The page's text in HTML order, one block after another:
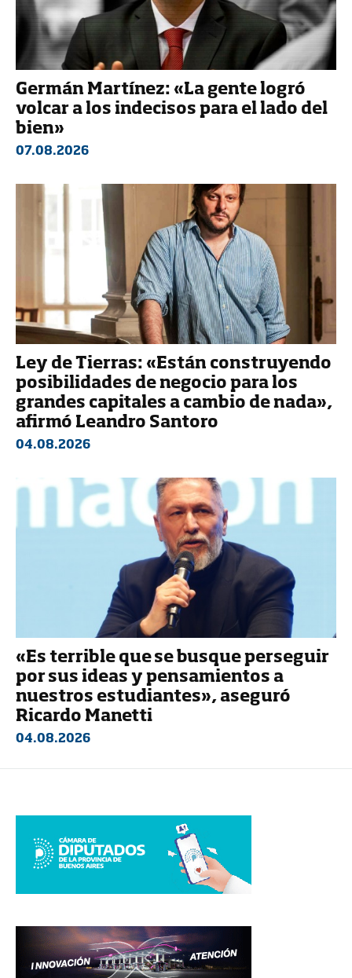
Germán Martínez: «La gente logró
volcar a los indecisos para el lado del
bien»
07.08.2026
Ley de Tierras: «Están construyendo
posibilidades de negocio para los
grandes capitales a cambio de nada»,
afirmó Leandro Santoro
04.08.2026
«Es terrible que se busque perseguir
por sus ideas y pensamientos a
nuestros estudiantes», aseguró
Ricardo Manetti
04.08.2026